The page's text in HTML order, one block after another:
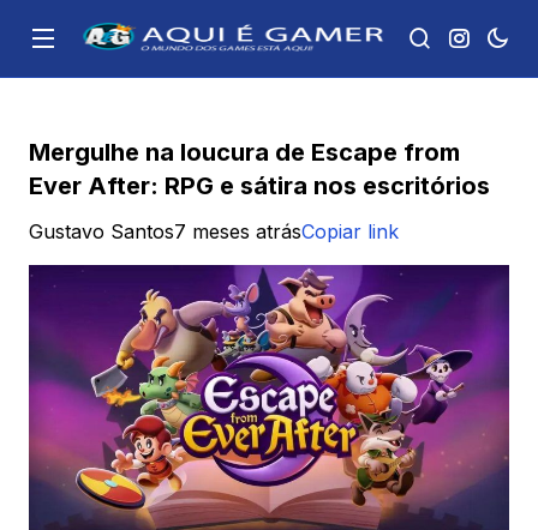
Mergulhe na loucura de Escape from
Ever After: RPG e sátira nos escritórios
Gustavo Santos7 meses atrásCopiar link